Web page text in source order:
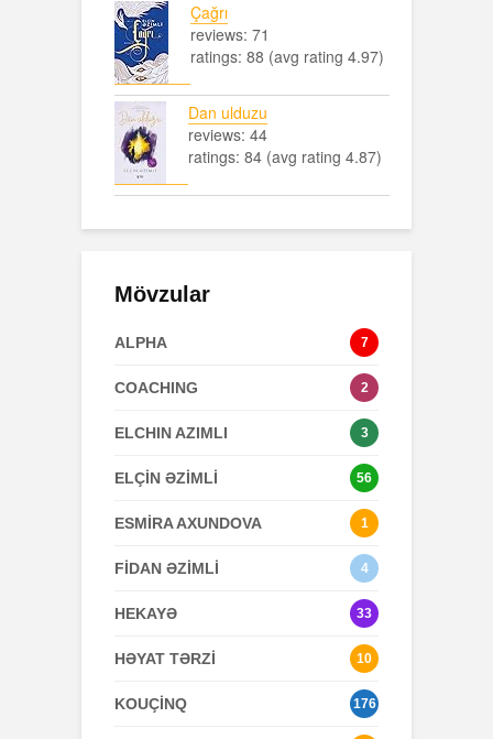
Çağrı
reviews: 71
ratings: 88 (avg rating 4.97)
Dan ulduzu
reviews: 44
ratings: 84 (avg rating 4.87)
Mövzular
ALPHA 7
COACHING 2
ELCHIN AZIMLI 3
ELÇİN ƏZİMLİ 56
ESMİRA AXUNDOVA 1
FİDAN ƏZİMLİ 4
HEKAYƏ 33
HƏYAT TƏRZİ 10
KOUÇİNQ 176